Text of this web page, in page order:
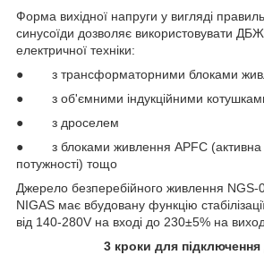
Форма вихідної напруги у вигляді
синусоїди дозволяє використовувати
електричної техніки:
● з трансформаторними блоками
● з об'ємними індукційними
● з дроселем
● з блоками живлення APFC (активна
потужності) тощо
Джерело безперебійного живлення
NIGAS має вбудовану функцію
від 140-280V на вході до 230±5% на
3 кроки для